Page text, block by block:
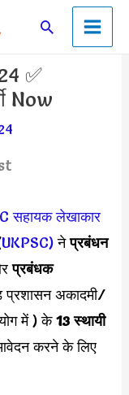
SearchMain
Menu
✅
Now
सहायक लेखाकार
UKPSC)नेप्रबंधन
प्रबंधक
प्रशासन अकादमी/
में ) के13 स्थायी
आवेदन करने के लिए